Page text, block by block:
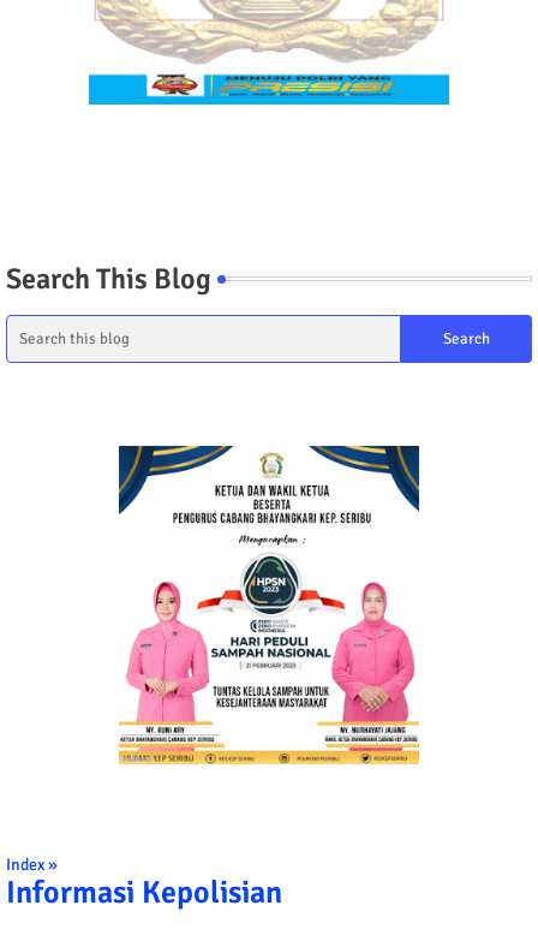
Search This Blog
Index »
Informasi Kepolisian